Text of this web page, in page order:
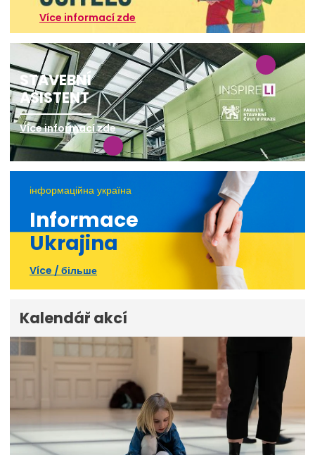
Více informací zde
STAVEBNÍ
ASISTENT
Více informací zde
інформаційна україна
Informace
Ukrajina
Více / більше
Kalendář akcí